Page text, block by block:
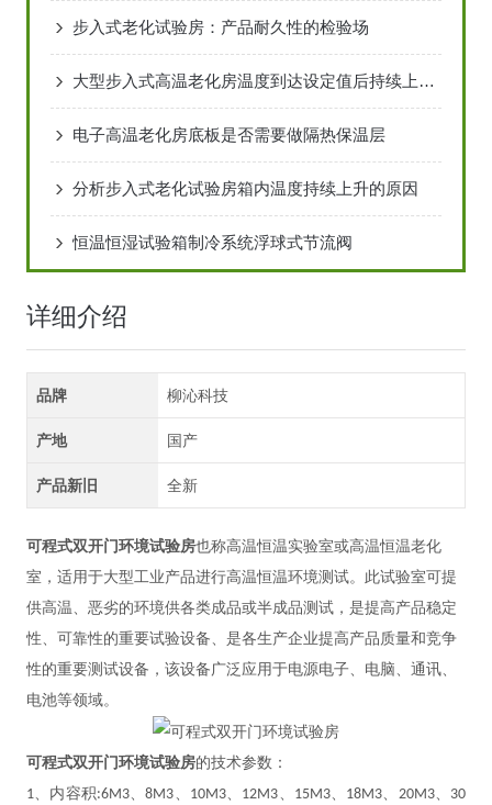
步入式老化试验房：产品耐久性的检验场
大型步入式高温老化房温度到达设定值后持续上升怎么办
电子高温老化房底板是否需要做隔热保温层
分析步入式老化试验房箱内温度持续上升的原因
恒温恒湿试验箱制冷系统浮球式节流阀
详细介绍
品牌 柳沁科技
产地 国产
产品新旧 全新
可程式双开门环境试验房也称高温恒温实验室或高温恒温老化
室，适用于大型工业产品进行高温恒温环境测试。此试验室可提
供高温、恶劣的环境供各类成品或半成品测试，是提高产品稳定
性、可靠性的重要试验设备、是各生产企业提高产品质量和竞争
性的重要测试设备，该设备广泛应用于电源电子、电脑、通讯、
电池等领域。
可程式双开门环境试验房的技术参数：
1、内容积:6M3、8M3、 10M3、 12M3、 15M3、 18M3、 20M3、 30